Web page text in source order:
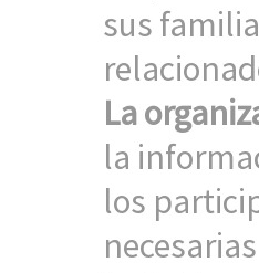
sus
La
la
los